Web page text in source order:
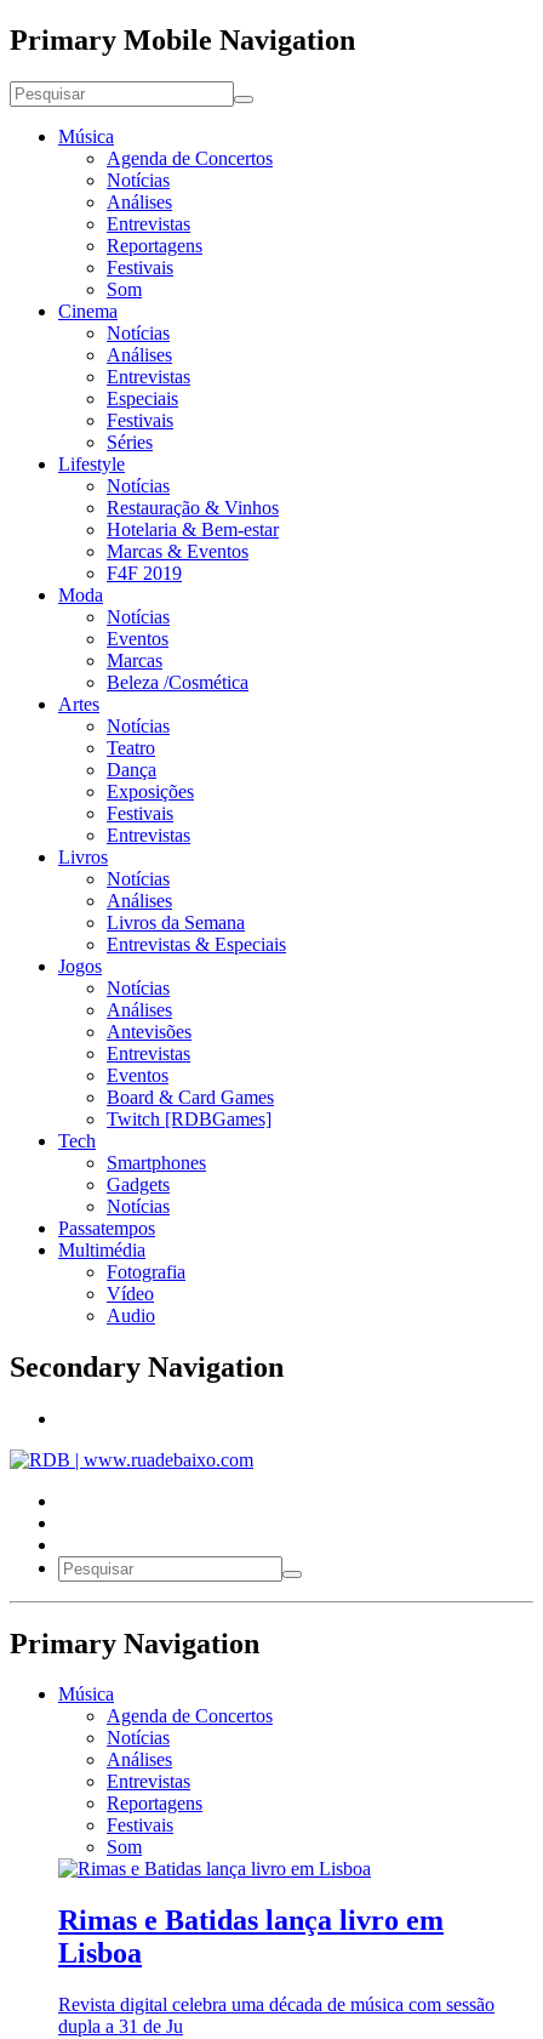
Primary Mobile Navigation
Música
Agenda de Concertos
Notícias
Análises
Entrevistas
Reportagens
Festivais
Som
Cinema
Notícias
Análises
Entrevistas
Especiais
Festivais
Séries
Lifestyle
Notícias
Restauração & Vinhos
Hotelaria & Bem-estar
Marcas & Eventos
F4F 2019
Moda
Notícias
Eventos
Marcas
Beleza /Cosmética
Artes
Notícias
Teatro
Dança
Exposições
Festivais
Entrevistas
Livros
Notícias
Análises
Livros da Semana
Entrevistas & Especiais
Jogos
Notícias
Análises
Antevisões
Entrevistas
Eventos
Board & Card Games
Twitch [RDBGames]
Tech
Smartphones
Gadgets
Notícias
Passatempos
Multimédia
Fotografia
Vídeo
Audio
Secondary Navigation
Primary Navigation
Música
Agenda de Concertos
Notícias
Análises
Entrevistas
Reportagens
Festivais
Som
Rimas e Batidas lança livro em
Lisboa
Revista digital celebra uma década de música com sessão
dupla a 31 de Ju